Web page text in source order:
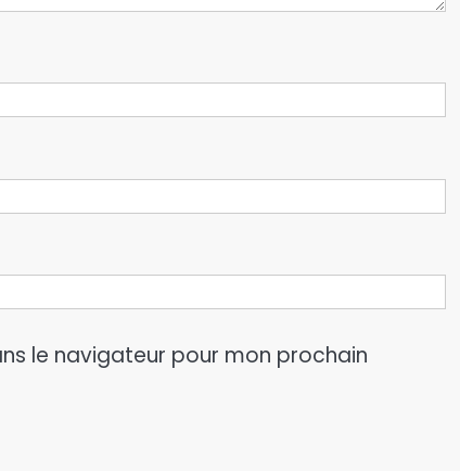
le navigateur pour mon prochain